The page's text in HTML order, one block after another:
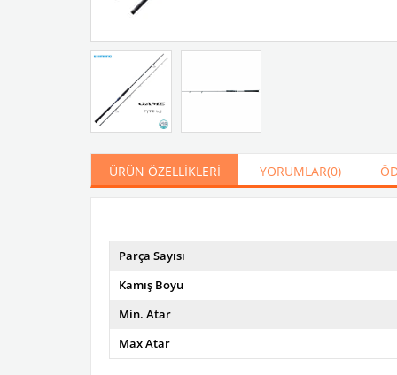
ÜRÜN ÖZELLIKLERI YORUMLAR(0)
Parça Sayısı
Kamış Boyu
Min. Atar
Max Atar